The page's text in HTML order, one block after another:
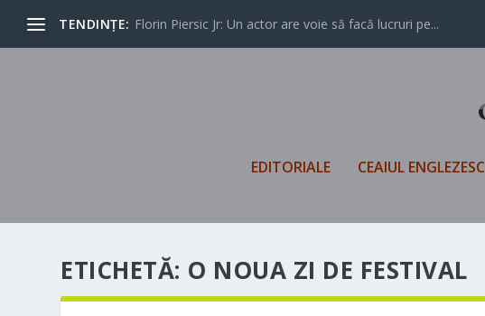
TENDINȚE: Florin Piersic Jr: Un actor are voie să facă lucruri pe...
EDITORIALE CEAIUL ENGLEZESC
ETICHETĂ: O NOUA ZI DE FESTIVAL